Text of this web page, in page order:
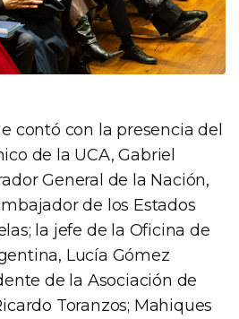
contó con la presencia del
de la UCA, Gabriel
General de la Nación,
de los Estados
la jefe de la Oficina de
Lucía Gómez
de la Asociación de
Toranzos; Mahiques